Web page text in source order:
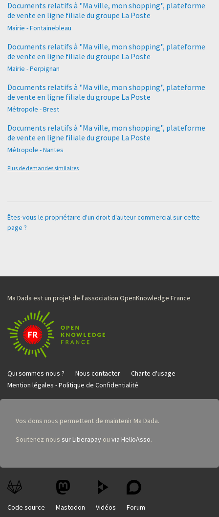
Documents relatifs à "Ma ville, mon shopping", plateforme
de vente en ligne filiale du groupe La Poste
Mairie - Fontainebleau
Documents relatifs à "Ma ville, mon shopping", plateforme
de vente en ligne filiale du groupe La Poste
Mairie - Perpignan
Documents relatifs à "Ma ville, mon shopping", plateforme
de vente en ligne filiale du groupe La Poste
Métropole - Brest
Documents relatifs à "Ma ville, mon shopping", plateforme
de vente en ligne filiale du groupe La Poste
Métropole - Nantes
Plus de demandes similaires
Êtes-vous le propriétaire d'un droit d'auteur commercial sur cette
page ?
Ma Dada est un projet de l'association OpenKnowledge France
Qui sommes-nous ? Nous contacter
Charte d'usage
Mention légales - Politique de Confidentialité
Vos dons nous permettent de maintenir Ma Dada.
Soutenez-nous sur Liberapay ou via HelloAsso.
Code source Mastodon Vidéos Forum